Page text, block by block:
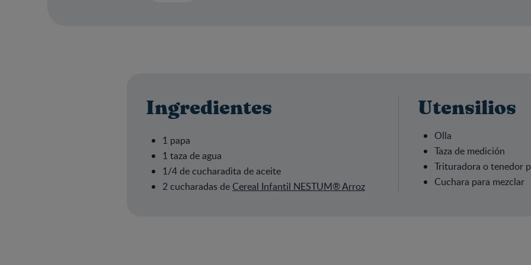
Ingredientes
1 papa
1 taza de agua
1/4 de cucharadita de aceite
2 cucharadas de Cereal Infantil NESTUM® Arroz
Utensilios
Olla
Taza de medición
Trituradora o tenedor
Cuchara para mezclar